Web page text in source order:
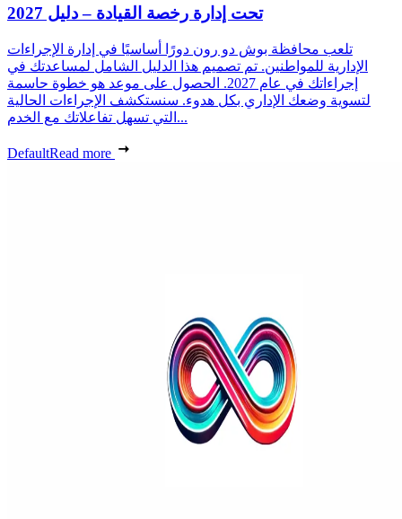
تحت إدارة رخصة القيادة – دليل 2027
تلعب محافظة بوش دو رون دورًا أساسيًا في إدارة الإجراءات
الإدارية للمواطنين. تم تصميم هذا الدليل الشامل لمساعدتك في
إجراءاتك في عام 2027. الحصول على موعد هو خطوة حاسمة
لتسوية وضعك الإداري بكل هدوء. سنستكشف الإجراءات الحالية
التي تسهل تفاعلاتك مع الخدم...
DefaultRead more